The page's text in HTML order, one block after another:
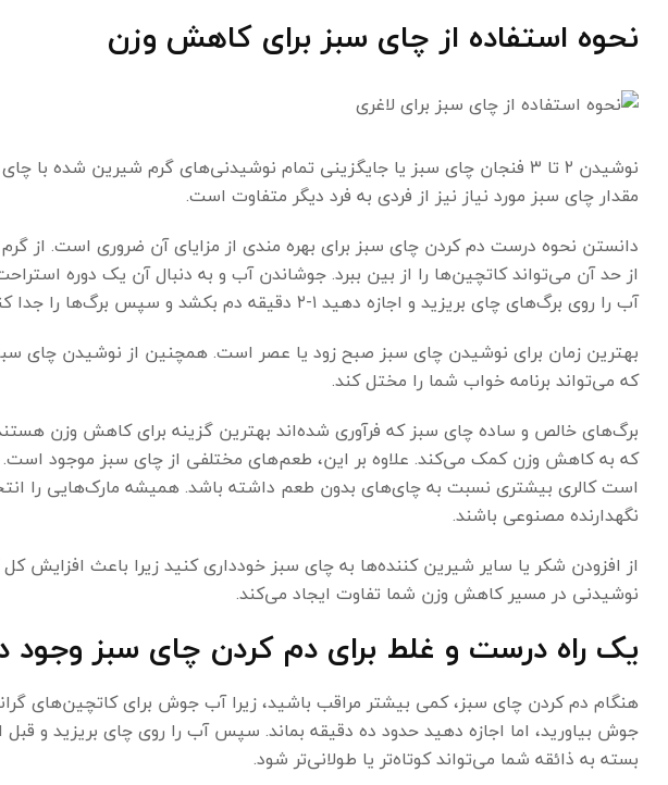
نحوه استفاده از چای سبز برای کاهش وزن
نوشیدن ۲ تا ۳ فنجان چای سبز یا جایگزینی تمام نوشیدنی‌های گرم شیرین
مقدار چای سبز مورد نیاز نیز از فردی به فرد دیگر متفاوت است.
دانستن نحوه درست دم کردن چای سبز برای بهره مندی از مزایای آن ضروری است. از
آب را روی برگ‌های چای بریزید و اجازه دهید ۱-۲ دقیقه دم بکشد و سپس برگ‌ها را جدا کنید.
بهترین زمان برای نوشیدن چای سبز صبح زود یا عصر است. همچنین از نوشیدن چای
که می‌تواند برنامه خواب شما را مختل کند.
برگ‌های خالص و ساده چای سبز که فرآوری شده‌اند بهترین گزینه برای کاهش وزن
که به کاهش وزن کمک می‌کند. علاوه بر این، طعم‌های مختلفی از چای سبز موجود
است کالری بیشتری نسبت به چای‌های بدون طعم داشته باشد. همیشه مارک‌هایی را
نگهدارنده مصنوعی باشند.
از افزودن شکر یا سایر شیرین کننده‌ها به چای سبز خودداری کنید زیرا باعث افزایش
نوشیدنی در مسیر کاهش وزن شما تفاوت ایجاد می‌کند.
یک راه درست و غلط برای دم کردن چای سبز وجود
هنگام دم کردن چای سبز، کمی بیشتر مراقب باشید، زیرا آب جوش برای کاتچین‌های
جوش بیاورید، اما اجازه دهید حدود ده دقیقه بماند. سپس آب را روی چای بریزید و
بسته به ذائقه شما می‌تواند کوتاه‌تر یا طولانی‌تر شود.